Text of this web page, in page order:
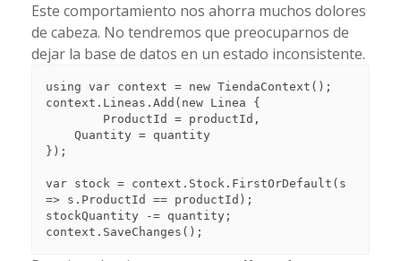
Este comportamiento nos ahorra muchos dolores
de cabeza. No tendremos que preocuparnos de
dejar la base de datos en un estado inconsistente.
using var context = new TiendaContext();
context.Lineas.Add(new Linea {
});
var stock = context.Stock.FirstOrDefault(s
=> s.ProductId == productId);
stockQuantity -= quantity;